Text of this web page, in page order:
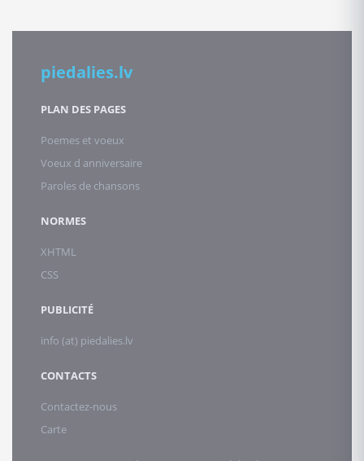
piedalies.lv
PLAN DES PAGES
Poemes et voeux
Voeux d anniversaire
Paroles de chansons
NORMES
XHTML
CSS
PUBLICITÉ
info (at) piedalies.lv
CONTACTS
Contactez-nous
Carte